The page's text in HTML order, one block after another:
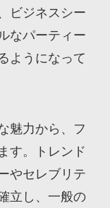
ビジネスシー
なパーティー
ようになって
魅力から、フ
す。トレンド
やセレブリテ
立し、一般の